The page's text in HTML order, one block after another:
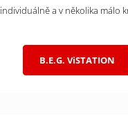
individuálně a v několika málo
B.E.G. ViSTATION